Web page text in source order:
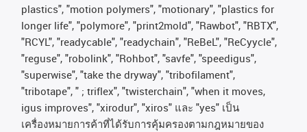
plastics", "motion polymers", "motionary", "plastics for
longer life", "polymore", "print2mold", "Rawbot", "RBTX",
"RCYL", "readycable", "readychain", "ReBeL", "ReCyycle",
"reguse", "robolink", "Rohbot", "savfe", "speedigus",
"superwise", "take the dryway", "tribofilament",
"tribotape", " ; triflex", "twisterchain", "when it moves,
igus improves", "xirodur", "xiros" และ "yes" เป็น
เครื่องหมายการค้าที่ได้รับการคุ้มครองตามกฎหมายของ